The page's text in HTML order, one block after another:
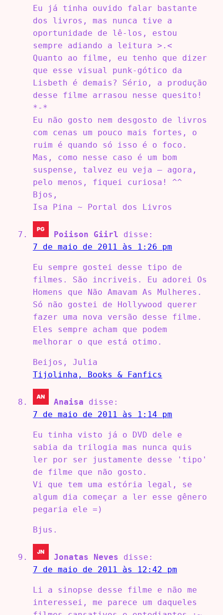
Eu já tinha ouvido falar bastante
dos livros, mas nunca tive a
oportunidade de lê-los, estou
sempre adiando a leitura >.<
Quanto ao filme, eu tenho que dizer
que esse visual punk-gótico da
Lisbeth é demais? Sério, a produção
desse filme arrasou nesse quesito!
*-*
Eu não gosto nem desgosto de livros
com cenas um pouco mais fortes, o
ruim é quando só isso é o foco.
Mas, como nesse caso é um bom
suspense, talvez eu veja – agora,
pelo menos, fiquei curiosa! ^^
Bjos,
Isa Pina ~ Portal dos Livros
Poiison Giirl
disse:
7 de maio de 2011 às 1:26 pm
Eu sempre gostei desse tipo de
filmes. São incriveis. Eu adorei Os
Homens que Não Amavam As Mulheres.
Só não gostei de Hollywood querer
fazer uma nova versão desse filme.
Eles sempre acham que podem
melhorar o que está otimo.
Beijos, Julia
Tijolinha, Books & Fanfics
Anaisa
disse:
7 de maio de 2011 às 1:14 pm
Eu tinha visto já o DVD dele e
sabia da trilogia mas nunca quis
ler por ser justamente desse 'tipo'
de filme que não gosto.
Vi que tem uma estória legal, se
algum dia começar a ler esse gênero
pegaria ele =)
Bjus.
Jonatas Neves
disse:
7 de maio de 2011 às 12:42 pm
Li a sinopse desse filme e não me
interessei, me parece um daqueles